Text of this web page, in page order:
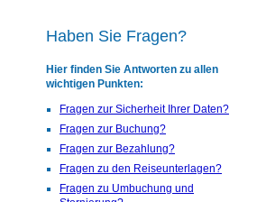
Haben Sie Fragen?
Hier finden Sie Antworten zu allen
wichtigen Punkten:
Fragen zur Sicherheit Ihrer Daten?
Fragen zur Buchung?
Fragen zur Bezahlung?
Fragen zu den Reiseunterlagen?
Fragen zu Umbuchung und